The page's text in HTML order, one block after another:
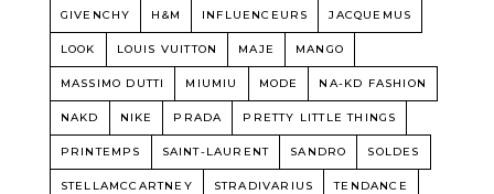
GIVENCHY H&M INFLUENCEURS JACQUEMUS
LOOK LOUIS VUITTON MAJE MANGO
MASSIMO DUTTI MIUMIU MODE NA-KD FASHION
NAKD NIKE PRADA PRETTY LITTLE THINGS
PRINTEMPS SAINT-LAURENT SANDRO SOLDES
STELLAMCCARTNEY STRADIVARIUS TENDANCE